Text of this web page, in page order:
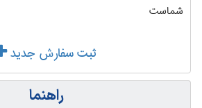
شماست
ثبت سفارش جدید
راهنما